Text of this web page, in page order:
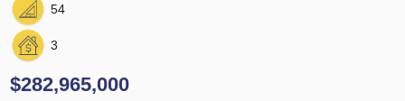
54
3
$282,965,000